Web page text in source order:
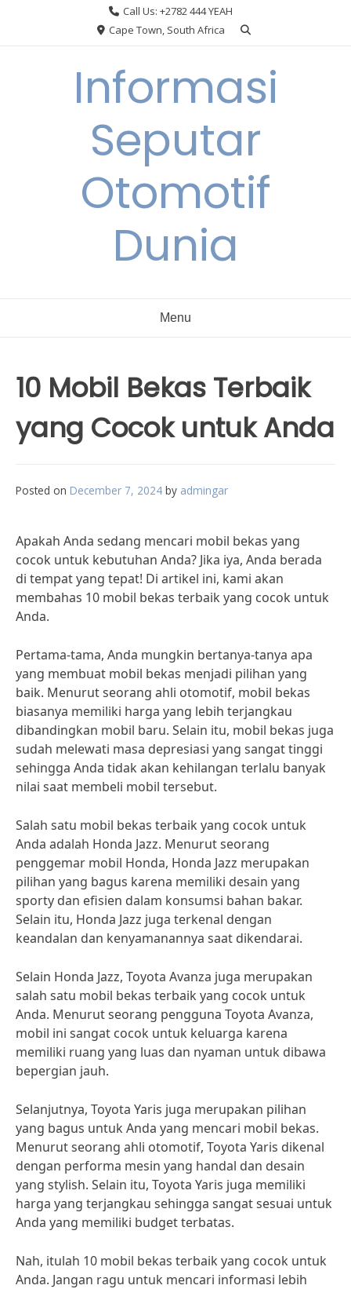
Call Us: +2782 444 YEAH
Cape Town, South Africa
Informasi
Seputar
Otomotif
Dunia
Menu
10 Mobil Bekas Terbaik
yang Cocok untuk Anda
Posted on December 7, 2024 by admingar
Apakah Anda sedang mencari mobil bekas yang
cocok untuk kebutuhan Anda? Jika iya, Anda berada
di tempat yang tepat! Di artikel ini, kami akan
membahas 10 mobil bekas terbaik yang cocok untuk
Anda.
Pertama-tama, Anda mungkin bertanya-tanya apa
yang membuat mobil bekas menjadi pilihan yang
baik. Menurut seorang ahli otomotif, mobil bekas
biasanya memiliki harga yang lebih terjangkau
dibandingkan mobil baru. Selain itu, mobil bekas juga
sudah melewati masa depresiasi yang sangat tinggi
sehingga Anda tidak akan kehilangan terlalu banyak
nilai saat membeli mobil tersebut.
Salah satu mobil bekas terbaik yang cocok untuk
Anda adalah Honda Jazz. Menurut seorang
penggemar mobil Honda, Honda Jazz merupakan
pilihan yang bagus karena memiliki desain yang
sporty dan efisien dalam konsumsi bahan bakar.
Selain itu, Honda Jazz juga terkenal dengan
keandalan dan kenyamanannya saat dikendarai.
Selain Honda Jazz, Toyota Avanza juga merupakan
salah satu mobil bekas terbaik yang cocok untuk
Anda. Menurut seorang pengguna Toyota Avanza,
mobil ini sangat cocok untuk keluarga karena
memiliki ruang yang luas dan nyaman untuk dibawa
bepergian jauh.
Selanjutnya, Toyota Yaris juga merupakan pilihan
yang bagus untuk Anda yang mencari mobil bekas.
Menurut seorang ahli otomotif, Toyota Yaris dikenal
dengan performa mesin yang handal dan desain
yang stylish. Selain itu, Toyota Yaris juga memiliki
harga yang terjangkau sehingga sangat sesuai untuk
Anda yang memiliki budget terbatas.
Nah, itulah 10 mobil bekas terbaik yang cocok untuk
Anda. Jangan ragu untuk mencari informasi lebih